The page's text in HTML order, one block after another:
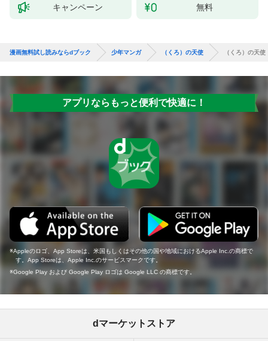
キャンペーン 無料
漫画無料試し読みならdブック 少年マンガ （くろ）の天使 （くろ）の天使
アプリならもっと便利で快適に！
Appleのロゴ、App Storeは、米国もしくはその他の国や地域におけるApple Inc.の商標で
す。App Storeは、Apple Inc.のサービスマークです。
Google Play および Google Play ロゴは Google LLC の商標です。
dマーケットストア